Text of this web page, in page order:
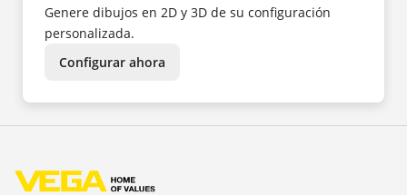
Genere dibujos en 2D y 3D de su configuración
personalizada.
Configurar ahora